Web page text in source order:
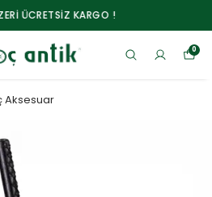
ÜCRETSİZ KARGO !
0
Aksesuar